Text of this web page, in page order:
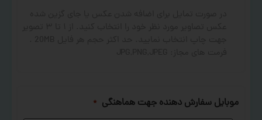
موبایل سفارش دهنده جهت هماهنگی *